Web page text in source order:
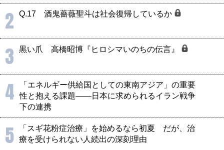
2 Q.17 酒鬼薔薇聖斗は社会復帰しているか
3 黒い爪 高橋昭博『ヒロシマいのちの伝言』
4
「エネルギー供給国としての東南アジア」の重要
性と抱える課題――日本に求められるイラン戦争
下の連携
5
「スギ花粉症治療」を始めるなら初夏 だが、治
療を受けられない人続出の深刻理由